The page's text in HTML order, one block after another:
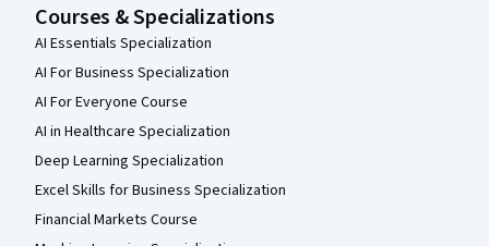
Courses & Specializations
AI Essentials Specialization
AI For Business Specialization
AI For Everyone Course
AI in Healthcare Specialization
Deep Learning Specialization
Excel Skills for Business Specialization
Financial Markets Course